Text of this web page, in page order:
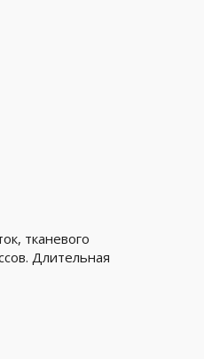
тканевого
Длительная